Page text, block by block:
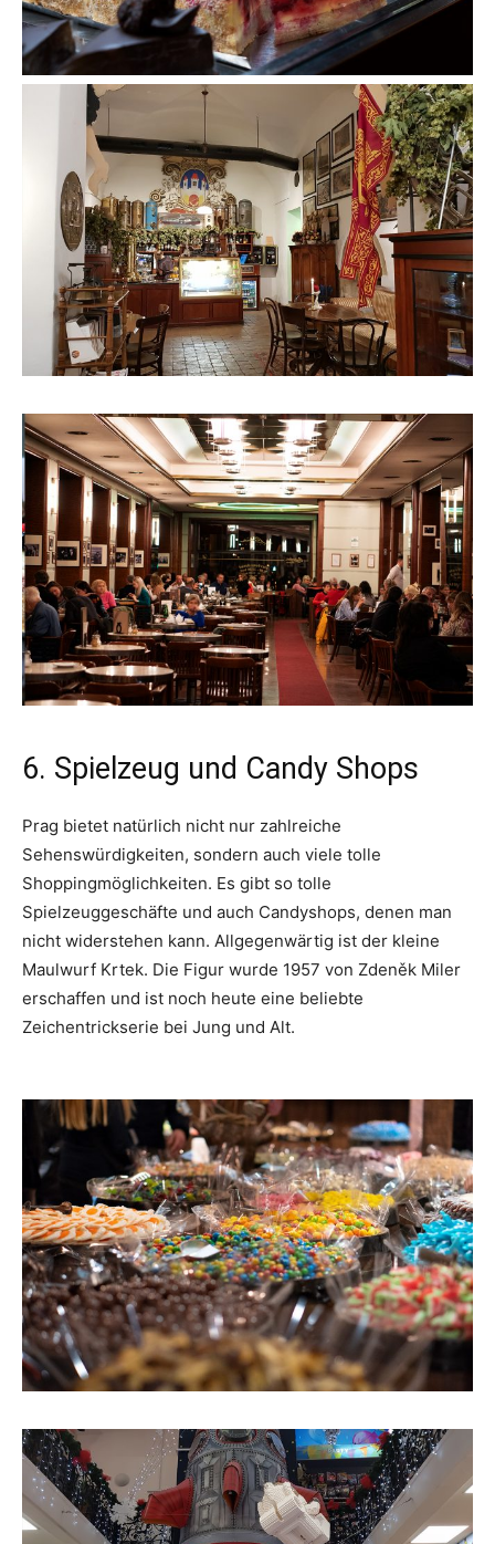
6. Spielzeug und Candy Shops
Prag bietet natürlich nicht nur zahlreiche
Sehenswürdigkeiten, sondern auch viele tolle
Shoppingmöglichkeiten. Es gibt so tolle
Spielzeuggeschäfte und auch Candyshops, denen man
nicht widerstehen kann. Allgegenwärtig ist der kleine
Maulwurf Krtek. Die Figur wurde 1957 von Zdeněk Miler
erschaffen und ist noch heute eine beliebte
Zeichentrickserie bei Jung und Alt.